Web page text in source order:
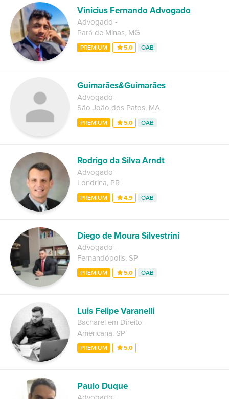
Vinicius Fernando Advogado
Advogado -
Pará de Minas, MG
PREMIUM 5,0 OAB
Guimarães&Guimarães
Advogado -
São João dos Patos, MA
PREMIUM 5,0 OAB
Rodrigo da Silva Arndt
Advogado -
Londrina, PR
PREMIUM 4,9 OAB
Diego de Moura Silvestrini
Advogado -
Fernandópolis, SP
PREMIUM 5,0 OAB
Luis Felipe Varanelli
Bacharel em Direito -
Americana, SP
PREMIUM 5,0
Paulo Duque